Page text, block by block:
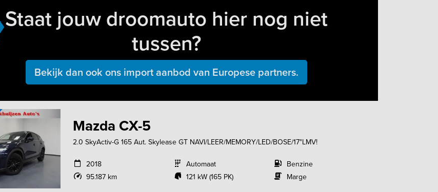
Staat jouw droomauto hier nog niet
tussen?
Bekijk dan ook ons import aanbod van Europese partners.
Mazda CX-5
2.0 SkyActiv-G 165 Aut. Skylease GT NAVI/LEER/MEMORY/LED/BOSE/17"LMV!
2018
95.187 km
Automaat
121 kW (165 PK)
Benzine
Marge